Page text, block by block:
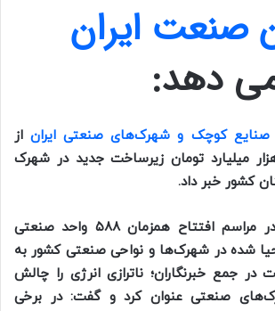
صنعت ایران
دهد:
صنایع کوچک و شهرک‌های صنعتی ایراناز
بیش از ۱۷ هزار میلیارد تومان زیرساخت‌ جدید در شهرک
آقای رضا انصاری در مراسم افتتاح همزمان ۵۸۸ واحد صنعتی
واحد احیا شده در شهرک‌ها و نواحی صنعتی کشور به
جمع خبرنگاران؛ ناترازی انرژی را چالش
صنعتی عنوان کرد و گفت: در برخی